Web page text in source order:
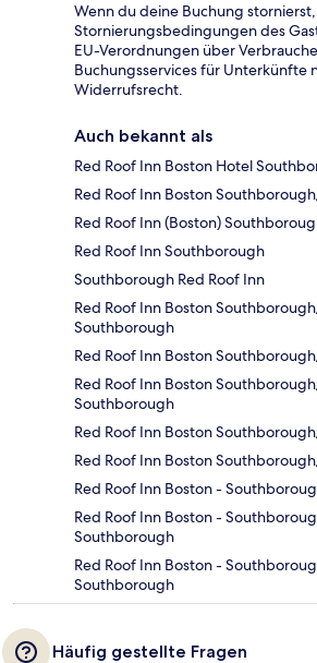
Wenn du deine Buchung
Stornierungsbedingungen des
EU-Verordnungen über
Buchungsservices für Unterkünfte
Widerrufsrecht.
Auch bekannt als
Red Roof Inn Boston Hotel
Red Roof Inn Boston
Red Roof Inn (Boston)
Red Roof Inn Southborough
Southborough Red Roof Inn
Red Roof Inn Boston
Southborough
Red Roof Inn Boston
Red Roof Inn Boston
Southborough
Red Roof Inn Boston
Red Roof Inn Boston
Red Roof Inn Boston -
Red Roof Inn Boston -
Southborough
Red Roof Inn Boston -
Southborough
Häufig gestellte Fragen